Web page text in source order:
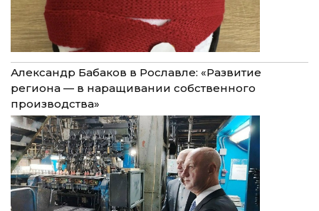
Александр Бабаков в Рославле: «Развитие
региона — в наращивании собственного
производства»